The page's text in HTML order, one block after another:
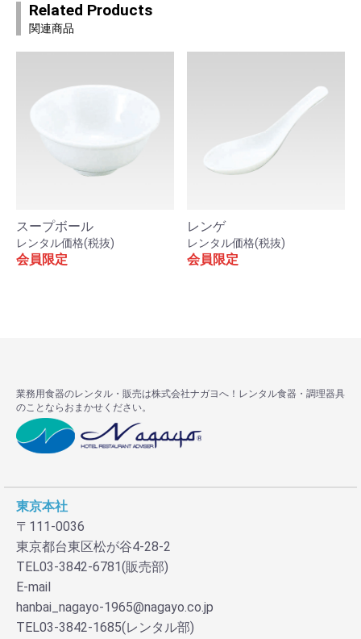
お買い物を続ける カートへ進む
Related Products
関連商品
スープボール
レンタル価格(税抜)
会員限定
レンゲ
レンタル価格(税抜)
会員限定
業務用食器のレンタル・販売は株式会社ナガヨへ！レンタル食器・調理器具
のことならおまかせください。
東京本社
〒111-0036
東京都台東区松が谷4-28-2
TEL03-3842-6781(販売部)
E-mail
hanbai_nagayo-1965@nagayo.co.jp
TEL03-3842-1685(レンタル部)